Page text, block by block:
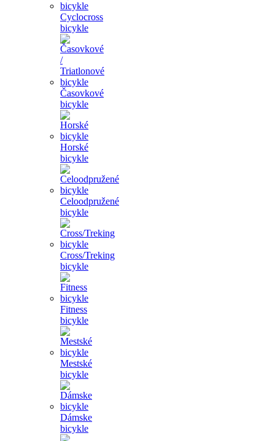
Cyclocross
bicykle
Časovkové
bicykle
Horské
bicykle
Celoodpružené
bicykle
Cross/Treking
bicykle
Fitness
bicykle
Mestské
bicykle
Dámske
bicykle